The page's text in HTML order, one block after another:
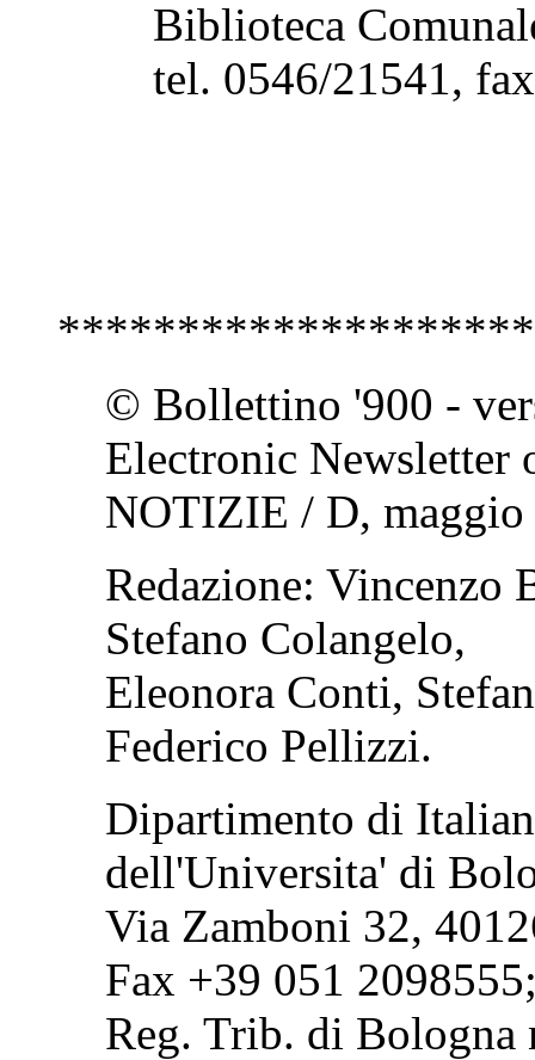
Biblioteca
tel. 0546/21541,
© Bollettino '900 -
Electronic Newsletter
NOTIZIE / D,
Redazione: Vincenzo
Stefano Colangelo,
Eleonora Conti,
Federico Pellizzi.
Dipartimento di
dell'Universita' di
Via Zamboni 32,
Fax +39 051
Reg. Trib. di Bologna